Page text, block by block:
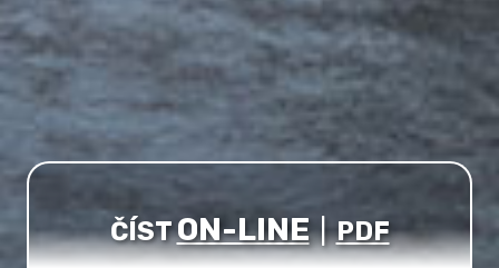
ČÍSTON-LINE | PDF